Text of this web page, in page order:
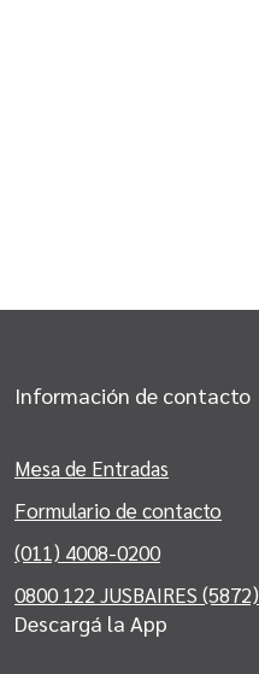
Información de contacto
Mesa de Entradas
Formulario de contacto
(011) 4008-0200
0800 122 JUSBAIRES (5872)
Descargá la App